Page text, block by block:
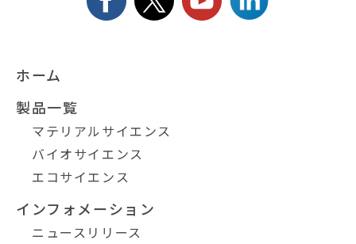
ホーム
製品一覧
マテリアルサイエンス
バイオサイエンス
エコサイエンス
インフォメーション
ニュースリリース